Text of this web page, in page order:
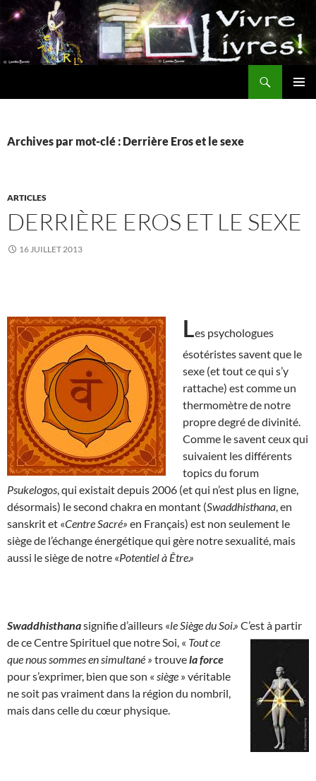
Aller
au
contenu
Archives par mot-clé : Derrière Eros et le sexe
ARTICLES
DERRIÈRE EROS ET LE SEXE
16 JUILLET 2013
Les psychologues
ésotéristes savent que le
sexe (et tout ce qui s’y
rattache) est comme un
thermomètre de notre
propre degré de divinité.
Comme le savent ceux qui
suivaient les différents
topics du forum
Psukelogos , qui existait depuis 2006 (et qui n’est plus en ligne,
désormais) le second chakra en montant (Swaddhisthana , en
sanskrit et «Centre Sacré» en Français) est non seulement le
siège de l’échange énergétique qui gère notre sexualité, mais
aussi le siège de notre «Potentiel à Être.»
Swaddhisthanasignifie d’ailleurs «le Siège du Soi.» C’est à partir
de ce Centre Spirituel que notre Soi, « Tout ce
que nous sommes en simultané » trouvela force
pour s’exprimer, bien que son « siège » véritable
ne soit pas vraiment dans la région du nombril,
mais dans celle du cœur physique.